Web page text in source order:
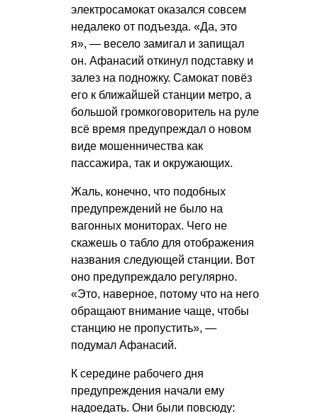
электросамокат оказался совсем
недалеко от подъезда. «Да, это
я», — весело замигал и запищал
он. Афанасий откинул подставку и
залез на подножку. Самокат повёз
его к ближайшей станции метро, а
большой громкоговоритель на руле
всё время предупреждал о новом
виде мошенничества как
пассажира, так и окружающих.
Жаль, конечно, что подобных
предупреждений не было на
вагонных мониторах. Чего не
скажешь о табло для отображения
названия следующей станции. Вот
оно предупреждало регулярно.
«Это, наверное, потому что на него
обращают внимание чаще, чтобы
станцию не пропустить», —
подумал Афанасий.
К середине рабочего дня
предупреждения начали ему
надоедать. Они были повсюду: